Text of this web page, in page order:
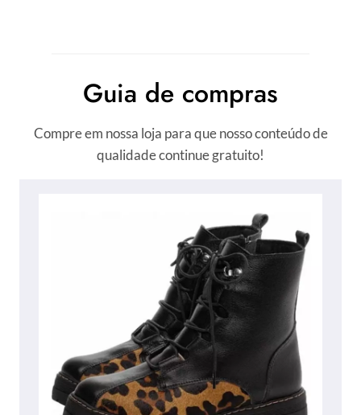
Guia de compras
Compre em nossa loja para que nosso conteúdo de
qualidade continue gratuito!